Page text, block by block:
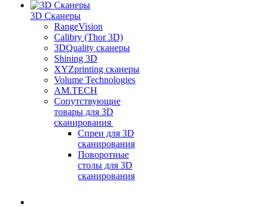
3D Сканеры
RangeVision
Calibry (Thor 3D)
3DQuality сканеры
Shining 3D
XYZprinting сканеры
Volume Technologies
AM.TECH
Сопутствующие
товары для 3D
сканирования
Спреи для 3D
сканирования
Поворотные
столы для 3D
сканирования